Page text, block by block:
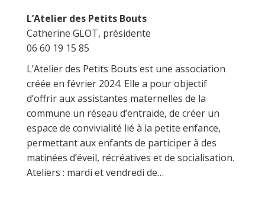
L’Atelier des Petits Bouts
Catherine GLOT, présidente
06 60 19 15 85
L’Atelier des Petits Bouts est une association
créée en février 2024. Elle a pour objectif
d’offrir aux assistantes maternelles de la
commune un réseau d’entraide, de créer un
espace de convivialité lié à la petite enfance,
permettant aux enfants de participer à des
matinées d’éveil, récréatives et de socialisation.
Ateliers : mardi et vendredi de…